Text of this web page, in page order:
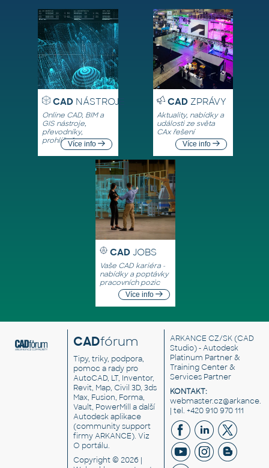
CADNÁSTROJE
Online CAD, BIM a
GIS nástroje,
převodníky,
prohlížečeVíce info
CADZPRÁVY
Aktuality, nabídky a
události ze světa
CAx řešení
Více info
CAD JOBS
Vaše CAD kariéra -
nabídky a poptávky
pracovních pozic
Více info
CADfórum
Tipy, triky, podpora,
pomoc a rady pro
AutoCAD, LT, Inventor,
Revit, Map, Civil 3D, 3ds
Max, Fusion, Forma,
Vault, PowerMill a další
Autodesk aplikace
(community support
firmy ARKANCE). Viz
O portálu.
Copyright © 2026 |
ARKANCE CZ/SK(CAD
Studio) - Autodesk
Platinum Partner &
Training Center &
Services Partner
KONTAKT:
| tel. +420 910 970 111